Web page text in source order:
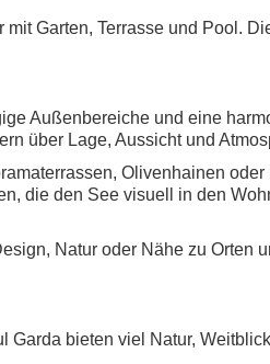
Garten, Terrasse und Pool.
Außenbereiche und eine
über Lage, Aussicht und
Olivenhainen oder
die den See visuell in den
Natur oder Nähe zu Orten
Garda bieten viel Natur,